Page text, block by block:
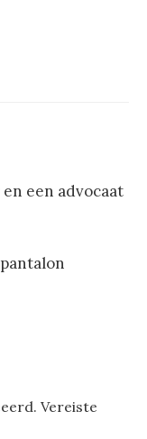
een advocaat
Vereiste